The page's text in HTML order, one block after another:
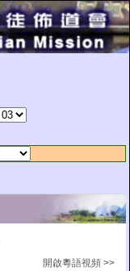
開啟粵語視頻 >>